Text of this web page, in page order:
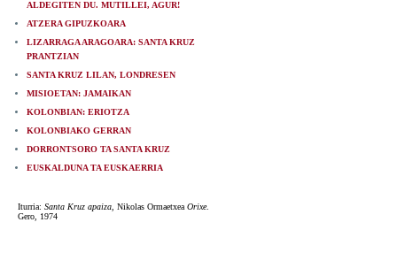
ALDEGITEN DU. MUTILLEI, AGUR!
ATZERA GIPUZKOARA
LIZARRAGA ARAGOARA: SANTA KRUZ
PRANTZIAN
SANTA KRUZ LILAN, LONDRESEN
MISIOETAN: JAMAIKAN
KOLONBIAN: ERIOTZA
KOLONBIAKO GERRAN
DORRONTSORO TA SANTA KRUZ
EUSKALDUNA TA EUSKAERRIA
Iturria: Santa Kruz apaiza , Nikolas Ormaetxea Orixe.
Gero, 1974